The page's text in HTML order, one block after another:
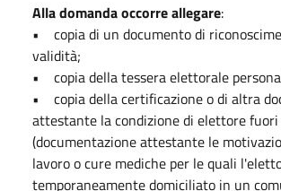
Alla domanda occorre allegare:
• copia di un documento di
validità;
• copia della tessera elettorale
• copia della certificazione o di altra
attestante la condizione di elettore fuori
(documentazione attestante le
lavoro o cure mediche per le quali
temporaneamente domiciliato in un